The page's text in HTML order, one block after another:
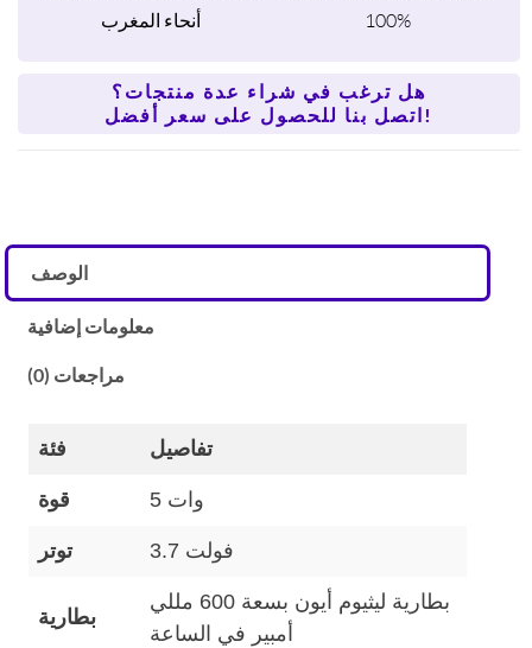
أنحاء المغرب
100%
هل ترغب في شراء عدة منتجات؟
اتصل بنا للحصول على سعر أفضل!
الوصف
معلومات إضافية
مراجعات (0)
فئة تفاصيل
قوة 5 وات
توتر 3.7 فولت
بطارية
بطارية ليثيوم أيون بسعة 600 مللي
أمبير في الساعة